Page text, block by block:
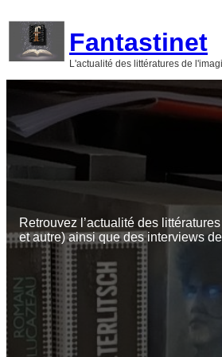
contenu
Fantastinet
L'actualité des littératures de
Retrouvez l’actualité des
et autre) ainsi que des interviews